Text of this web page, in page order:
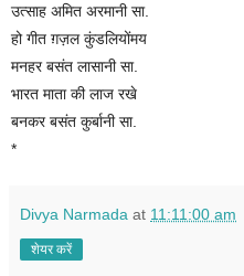
उत्साह अमित अरमानी सा.
हो गीत ग़ज़ल कुंडलियोंमय
मनहर बसंत लासानी सा.
भारत माता की लाज रखे
बनकर बसंत कुर्बानी सा.
*
Divya Narmada at 11:11:00 am
शेयर करें